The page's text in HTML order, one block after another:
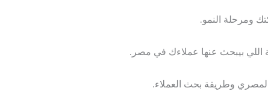
النمو.
اللي بيبحث عنها عملاءك في مصر.
وطريقة بحث العملاء.